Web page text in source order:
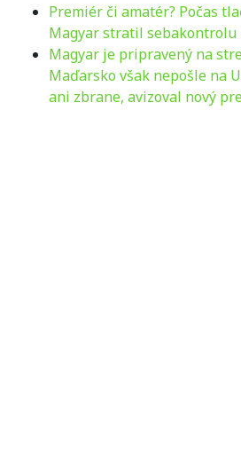
Premiér či amatér? Počas
Magyar stratil sebakontrolu
Magyar je pripravený na
Maďarsko však nepošle na
ani zbrane, avizoval nový